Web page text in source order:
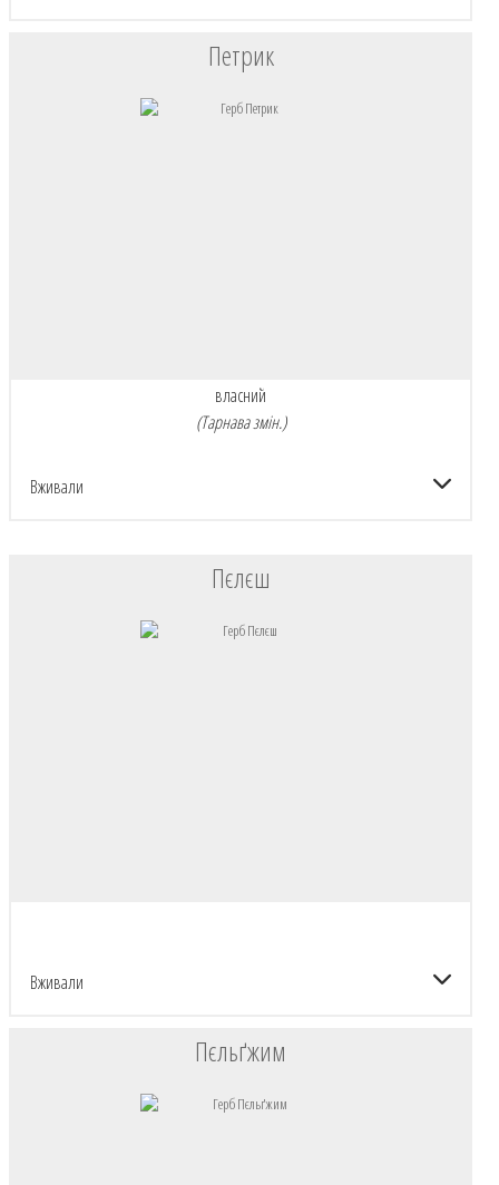
Петрик
власний
(Тарнава змін.)
Вживали
Пєлєш
Вживали
Пєльґжим